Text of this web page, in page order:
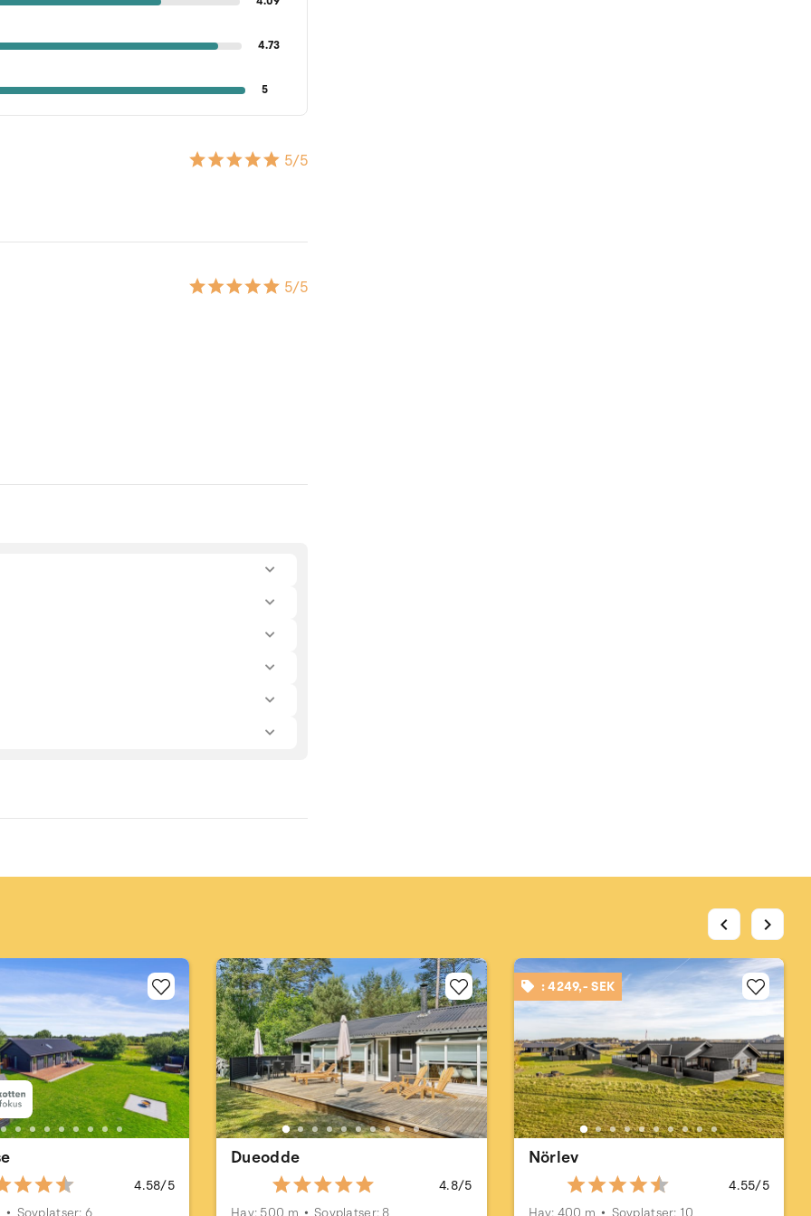
4.73
5
5/5
5/5
4.58/5
Sovplatser: 6
Dueodde
4.8/5
Hav: 500 m
Sovplatser: 8
: 4249,- SEK
Nörlev
4.55/5
Hav: 400 m
Sovplatser: 10
chevron_left chevron_right